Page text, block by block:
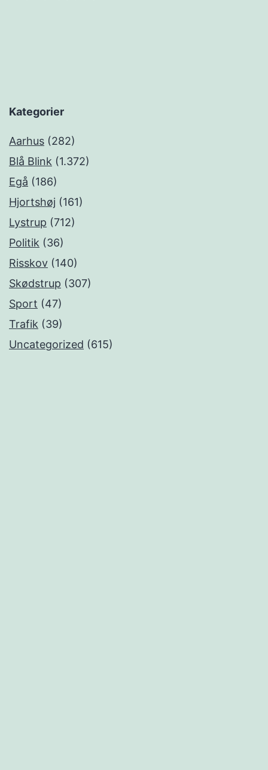
Kategorier
Aarhus (282)
Blå Blink (1.372)
Egå (186)
Hjortshøj (161)
Lystrup (712)
Politik (36)
Risskov (140)
Skødstrup (307)
Sport (47)
Trafik (39)
Uncategorized (615)